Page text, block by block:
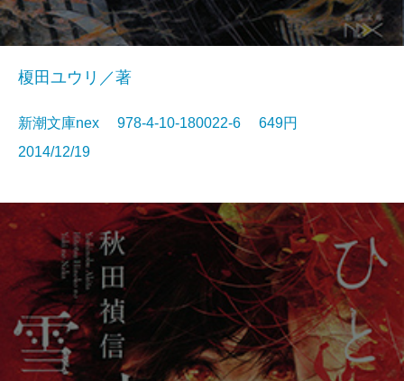
榎田ユウリ／著
新潮文庫nex 978-4-10-180022-6 649円
2014/12/19